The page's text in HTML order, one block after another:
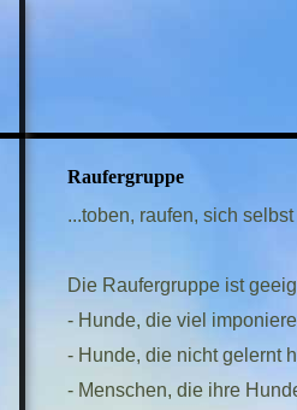
Raufergruppe
...toben, raufen, sich
Die Raufergruppe ist
- Hunde, die viel
- Hunde, die nicht gelernt
- Menschen, die ihre